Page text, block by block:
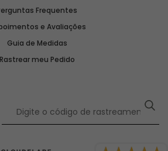
Frequentes
e Avaliações
Guia de Medidas
Rastrear meu Pedido